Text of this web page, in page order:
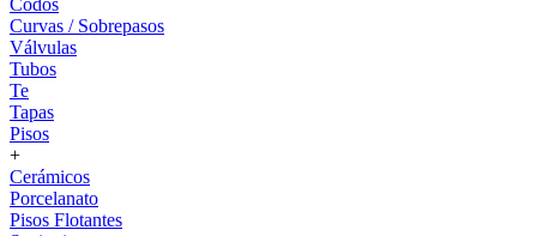
Codos
Curvas / Sobrepasos
Válvulas
Tubos
Te
Tapas
Pisos
+
Cerámicos
Porcelanato
Pisos Flotantes